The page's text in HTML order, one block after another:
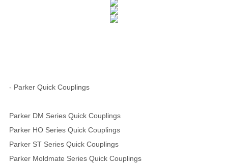
- Parker Quick Couplings
Parker DM Series Quick Couplings
Parker HO Series Quick Couplings
Parker ST Series Quick Couplings
Parker Moldmate Series Quick Couplings